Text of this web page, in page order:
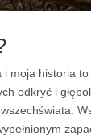
i moja historia
odkryć i